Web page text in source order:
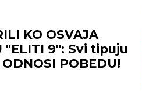
KO OSVAJA
"ELITI 9": Svi tipuju
POBEDU!
nervoza.